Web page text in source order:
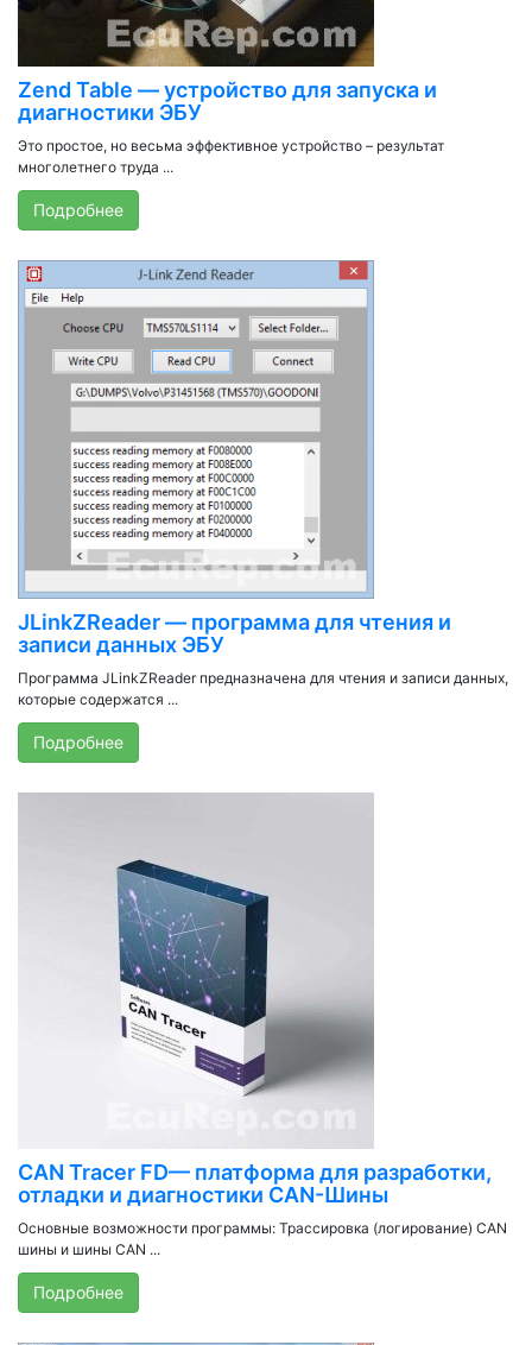
Zend Table — устройство для запуска и
диагностики ЭБУ
Это простое, но весьма эффективное устройство – результат
многолетнего труда ...
Подробнее
JLinkZReader — программа для чтения и
записи данных ЭБУ
Программа JLinkZReader предназначена для чтения и записи данных,
которые содержатся ...
Подробнее
CAN Tracer FD— платформа для разработки,
отладки и диагностики CAN-Шины
Основные возможности программы: Трассировка (логирование) CAN
шины и шины CAN ...
Подробнее